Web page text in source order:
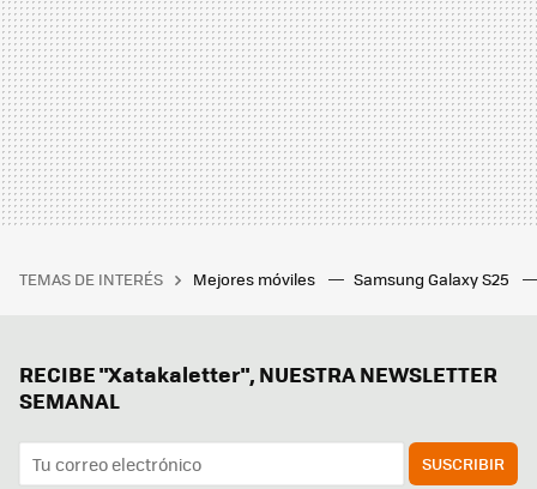
TEMAS DE INTERÉS Mejores móviles Samsung Galaxy S25
RECIBE "Xatakaletter", NUESTRA NEWSLETTER
SEMANAL
SUSCRIBIR